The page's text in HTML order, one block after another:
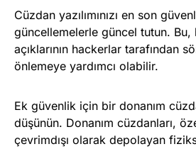
Cüzdan yazılımınızı en son
güncellemelerle güncel tutun.
açıklarının hackerlar tarafından
önlemeye yardımcı olabilir.
Ek güvenlik için bir donanım
düşünün. Donanım cüzdanları,
çevrimdışı olarak depolayan